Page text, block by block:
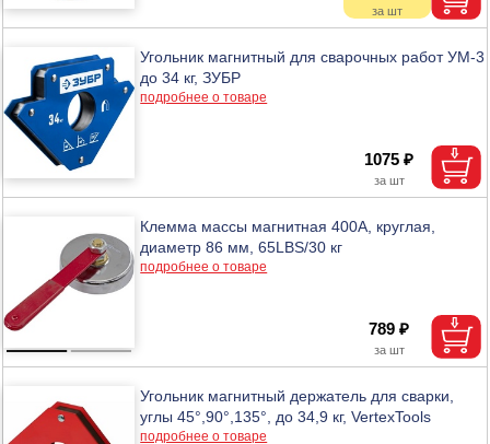
Угольник магнитный для сварочных работ УМ-3
до 34 кг, ЗУБР
подробнее о товаре
1075 ₽
Клемма массы магнитная 400А, круглая,
диаметр 86 мм, 65LBS/30 кг
подробнее о товаре
789 ₽
Угольник магнитный держатель для сварки,
углы 45°,90°,135°, до 34,9 кг, VertexTools
подробнее о товаре